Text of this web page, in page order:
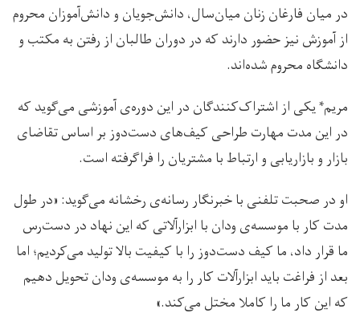
در میان فارغان زنان میان‌سال، دانش‌جویان و دانش‌آموزان محروم
از آموزش نیز حضور دارند که در دوران طالبان از رفتن به مکتب و
دانشگاه محروم شده‌اند.
مریم* یکی از اشتراک‌کنند‌گان در این دوره‌ی آموزشی می‌گوید که
در این مدت مهارت طراحی کیف‌های دست‌دوز بر اساس تقاضای
بازار و بازاریابی و ارتباط با مشتریان را فراگرفته است.
او در صحبت تلفنی با خبرنگار رسانه‌ی رخشانه می‌گوید: «در طول
مدت کار با موسسه‌ی ودان با ابزارآلاتی که این نهاد در دست‌رس
ما قرار داد، ما کیف دست‌دوز را با کیفیت بالا تولید می‌کردیم؛ اما
بعد از فراغت باید ابزارآلات کار را به موسسه‌ی ودان تحویل دهیم
که این کار ما را کاملا مختل می‌کند.»